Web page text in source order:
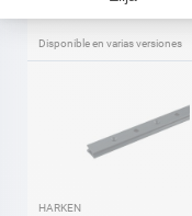
Disponible en varias versiones
HARKEN